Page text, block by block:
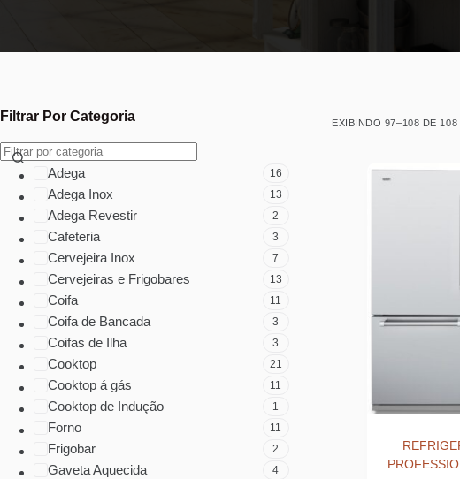
EXIBINDO 97–108 DE 108
Filtrar Por Categoria
Adega 16
Adega Inox 13
Adega Revestir 2
Cafeteria 3
Cervejeira Inox 7
Cervejeiras e Frigobares 13
Coifa 11
Coifa de Bancada 3
Coifas de Ilha 3
Cooktop 21
Cooktop á gás 11
Cooktop de Indução 1
Forno 11
Frigobar 2
Gaveta Aquecida 4